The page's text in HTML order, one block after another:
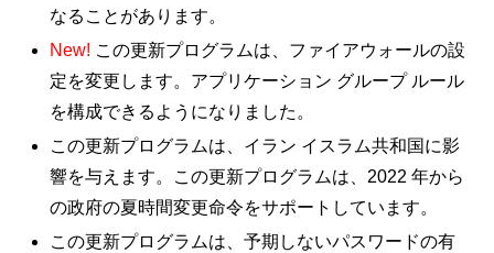
なることがあります。
New! この更新プログラムは、ファイアウォールの設
定を変更します。アプリケーション グループ ルール
を構成できるようになりました。
この更新プログラムは、イラン イスラム共和国に影
響を与えます。この更新プログラムは、2022 年から
の政府の夏時間変更命令をサポートしています。
この更新プログラムは、予期しないパスワードの有